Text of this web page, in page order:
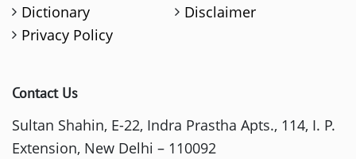
Dictionary
Disclaimer
Privacy Policy
Contact Us
Sultan Shahin, E-22, Indra Prastha Apts., 114, I. P.
Extension, New Delhi – 110092